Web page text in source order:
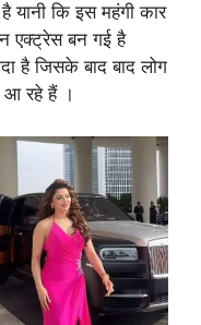
यानी कि इस महंगी कार
एक्ट्रेस बन गई है
है जिसके बाद बाद लोग
आ रहे हैं ।